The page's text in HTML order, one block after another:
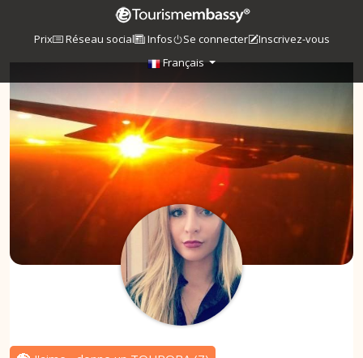
Prix Réseau social Infos Se connecter
Inscrivez-vous
Français